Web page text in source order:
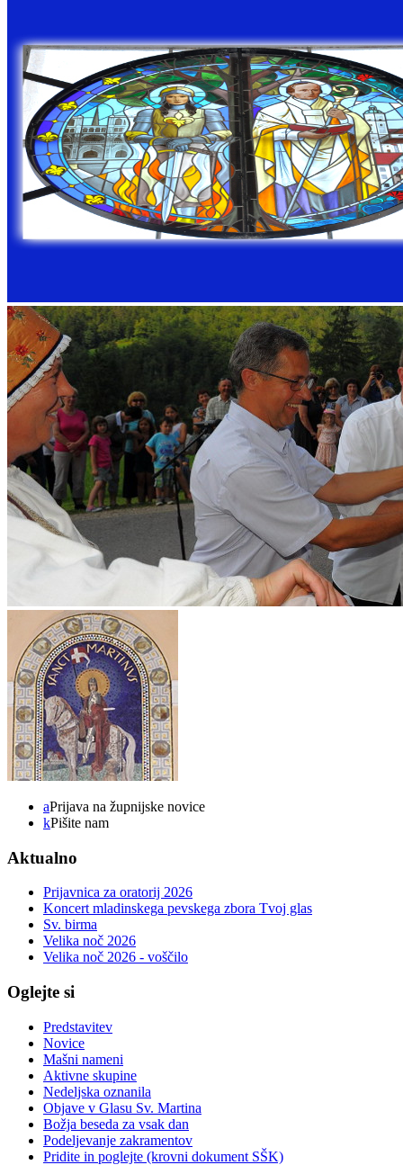
aPrijava na župnijske novice
kPišite nam
Aktualno
Prijavnica za oratorij 2026
Koncert mladinskega pevskega zbora Tvoj glas
Sv. birma
Velika noč 2026
Velika noč 2026 - voščilo
Oglejte si
Predstavitev
Novice
Mašni nameni
Aktivne skupine
Nedeljska oznanila
Objave v Glasu Sv. Martina
Božja beseda za vsak dan
Podeljevanje zakramentov
Pridite in poglejte (krovni dokument SŠK)